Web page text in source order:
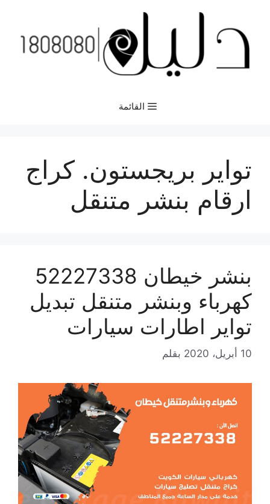
المحتوى
القائمة
تواير بريجستون. كراج
ارقام بنشر متنقل
بنشر خيطان 52227338
كهرباء وبنشر متنقل تبديل
تواير اطارات سيارات
10 أبريل، 2020 بقلم